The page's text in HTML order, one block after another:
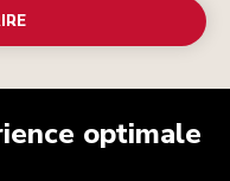
optimale